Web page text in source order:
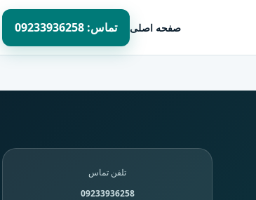
صفحه اصلی تماس: 09233936258
تلفن تماس
09233936258